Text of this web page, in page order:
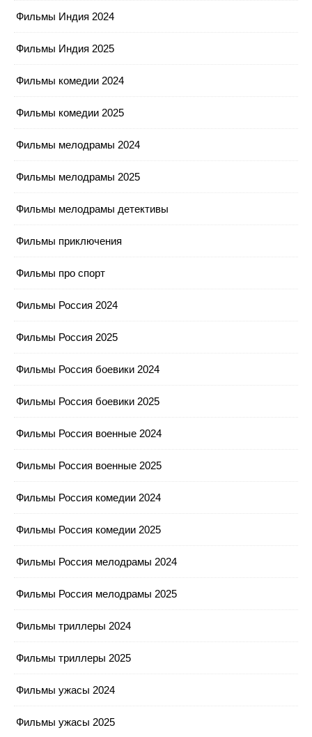
Фильмы Индия 2024
Фильмы Индия 2025
Фильмы комедии 2024
Фильмы комедии 2025
Фильмы мелодрамы 2024
Фильмы мелодрамы 2025
Фильмы мелодрамы детективы
Фильмы приключения
Фильмы про спорт
Фильмы Россия 2024
Фильмы Россия 2025
Фильмы Россия боевики 2024
Фильмы Россия боевики 2025
Фильмы Россия военные 2024
Фильмы Россия военные 2025
Фильмы Россия комедии 2024
Фильмы Россия комедии 2025
Фильмы Россия мелодрамы 2024
Фильмы Россия мелодрамы 2025
Фильмы триллеры 2024
Фильмы триллеры 2025
Фильмы ужасы 2024
Фильмы ужасы 2025